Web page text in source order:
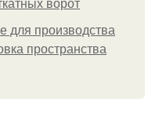
ворот
для производства
пространства